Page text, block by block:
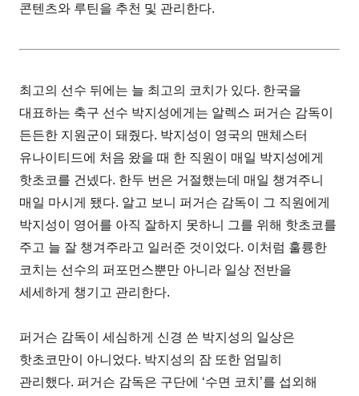
콘텐츠와 루틴을 추천 및 관리한다.
최고의 선수 뒤에는 늘 최고의 코치가 있다. 한국을
대표하는 축구 선수 박지성에게는 알렉스 퍼거슨 감독이
든든한 지원군이 돼줬다. 박지성이 영국의 맨체스터
유나이티드에 처음 왔을 때 한 직원이 매일 박지성에게
핫초코를 건넸다. 한두 번은 거절했는데 매일 챙겨주니
매일 마시게 됐다. 알고 보니 퍼거슨 감독이 그 직원에게
박지성이 영어를 아직 잘하지 못하니 그를 위해 핫초코를
주고 늘 잘 챙겨주라고 일러준 것이었다. 이처럼 훌륭한
코치는 선수의 퍼포먼스뿐만 아니라 일상 전반을
세세하게 챙기고 관리한다.
퍼거슨 감독이 세심하게 신경 쓴 박지성의 일상은
핫초코만이 아니었다. 박지성의 잠 또한 엄밀히
관리했다. 퍼거슨 감독은 구단에 ‘수면 코치’를 섭외해